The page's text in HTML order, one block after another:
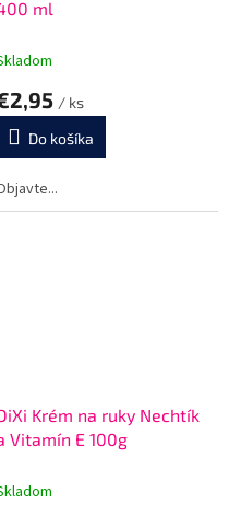
ml
/ ks
Do košíka
Krém na ruky Nechtík
Vitamín E 100g